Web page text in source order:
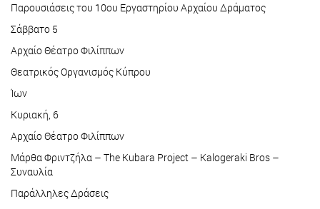
Παρουσιάσεις του 10ου Εργαστηρίου Αρχαίου Δράματος
Σάββατο 5
Αρχαίο Θέατρο Φιλίππων
Θεατρικός Οργανισμός Κύπρου
Ίων
Κυριακή, 6
Αρχαίο Θέατρο Φιλίππων
Μάρθα Φριντζήλα – The Kubara Project – Kalogeraki Bros –
Συναυλία
Παράλληλες Δράσεις